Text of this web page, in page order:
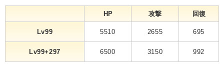
HP 攻撃 回復
Lv99 5510 2655 695
Lv99+297 6500 3150 992